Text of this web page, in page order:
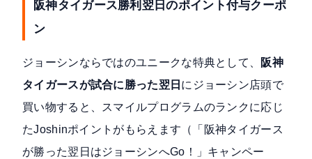
阪神タイガース勝利翌日のポイント付与クーポ
ン
ジョーシンならではのユニークな特典として、 阪神
タイガースが試合に勝った翌日 にジョーシン店頭で
買い物すると、スマイルプログラムのランクに応じ
たJoshinポイントがもらえます（「阪神タイガース
が勝った翌日はジョーシンへGo！」キャンペー